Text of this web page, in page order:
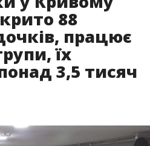
88
працює
їх
3,5 тисяч